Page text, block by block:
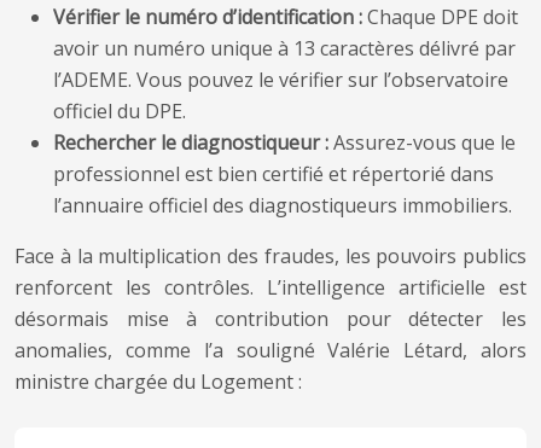
Vérifier le numéro d’identification :Chaque DPE doit
avoir un numéro unique à 13 caractères délivré par
l’ADEME. Vous pouvez le vérifier sur l’observatoire
officiel du DPE.
Rechercher le diagnostiqueur :Assurez-vous que le
professionnel est bien certifié et répertorié dans
l’annuaire officiel des diagnostiqueurs immobiliers.
Face à la multiplication des fraudes, les pouvoirs publics
renforcent les contrôles. L’intelligence artificielle est
désormais mise à contribution pour détecter les
anomalies, comme l’a souligné Valérie Létard, alors
ministre chargée du Logement :